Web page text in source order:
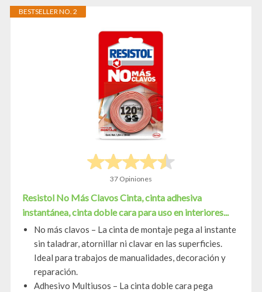
BESTSELLER NO. 2
37 Opiniones
Resistol No Más Clavos Cinta, cinta adhesiva
instantánea, cinta doble cara para uso en interiores...
No más clavos – La cinta de montaje pega al instante
sin taladrar, atornillar ni clavar en las superficies.
Ideal para trabajos de manualidades, decoración y
reparación.
Adhesivo Multiusos – La cinta doble cara pega